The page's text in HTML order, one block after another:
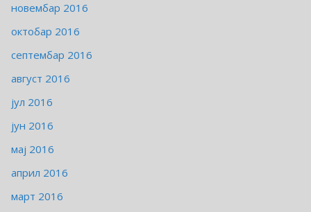
новембар 2016
октобар 2016
септембар 2016
август 2016
јул 2016
јун 2016
мај 2016
април 2016
март 2016